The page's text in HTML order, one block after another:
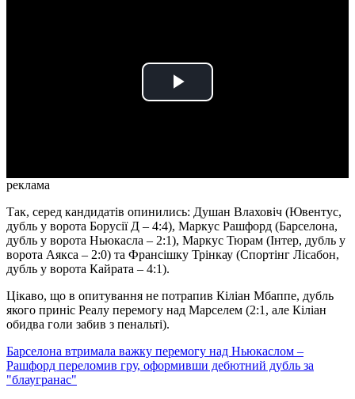
Play
реклама
Так, серед кандидатів опинились: Душан Влаховіч (Ювентус,
дубль у ворота Борусії Д – 4:4), Маркус Рашфорд (Барселона,
дубль у ворота Ньюкасла – 2:1), Маркус Тюрам (Інтер, дубль у
ворота Аякса – 2:0) та Франсішку Трінкау (Спортінг Лісабон,
дубль у ворота Кайрата – 4:1).
Цікаво, що в опитування не потрапив Кіліан Мбаппе, дубль
якого приніс Реалу перемогу над Марселем (2:1, але Кіліан
обидва голи забив з пенальті).
Барселона втримала важку перемогу над Ньюкаслом –
Рашфорд переломив гру, оформивши дебютний дубль за
"блаугранас"